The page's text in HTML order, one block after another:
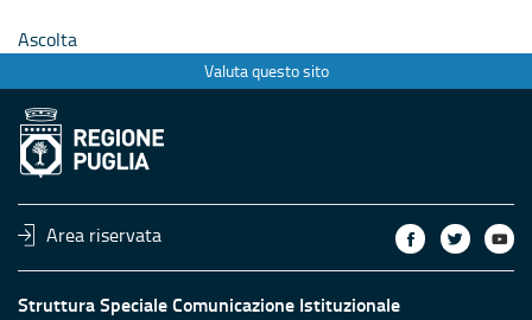
Ascolta
Valuta questo sito
Area riservata
Struttura Speciale Comunicazione Istituzionale